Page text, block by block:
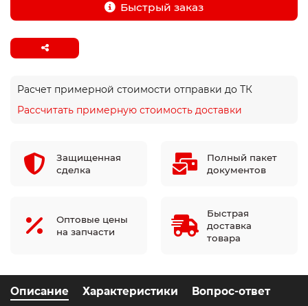
Быстрый заказ
Расчет примерной стоимости отправки до ТК
Рассчитать примерную стоимость доставки
Защищенная
сделка
Полный пакет
документов
Оптовые цены
на запчасти
Быстрая
доставка
товара
Описание Характеристики Вопрос-ответ